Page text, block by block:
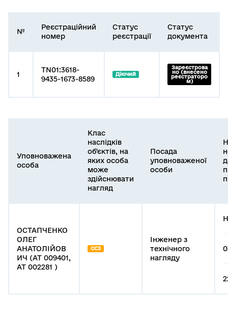
№
Реєстраційний
номер
Статус
реєстрації
Статус
документа
1
TN01:3618-
9435-1673-8589
Діючий
Зареєстрова
но (внесено
реєстраторо
м)
Уповноважена
особа
Клас
наслідків
об'єктів, на
яких особа
може
здійснювати
нагляд
Посада
уповноваженої
особи
ОСТАПЧЕНКО
ОЛЕГ
АНАТОЛІЙОВ
ИЧ (АТ 009401,
АТ 002281 )
СС3
Інженер з
технічного
нагляду